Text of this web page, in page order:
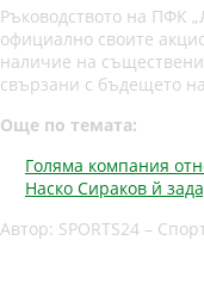
Ръководството на ПФК
официално своите
наличие на
свързани с бъдещето на
Още по темата:
Голяма компания
Наско Сираков й
Автор: SPORTS24 –